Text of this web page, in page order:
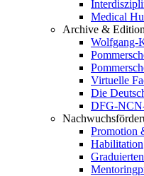
Medical
Archive &
Wolfgang-
Virtuelle
Die
DFG-
Promotion
Habilitation